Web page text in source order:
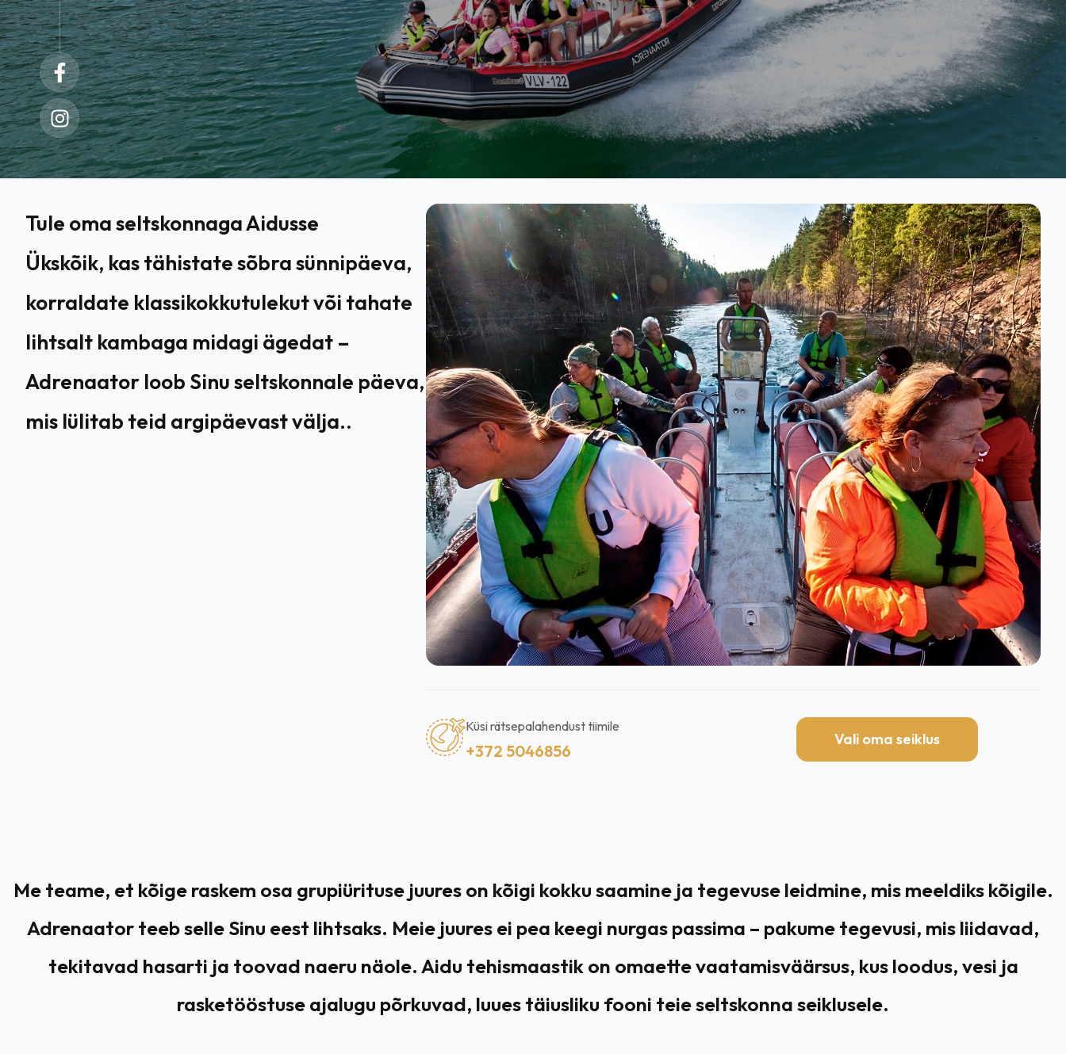
Tule oma seltskonnaga Aidusse
Ükskõik, kas tähistate sõbra sünnipäeva,
korraldate klassikokkutulekut või tahate
lihtsalt kambaga midagi ägedat –
Adrenaator loob Sinu seltskonnale päeva,
mis lülitab teid argipäevast välja..
Küsi rätsepalahendust tiimile
+372 5046856
Vali oma seiklus
Me teame, et kõige raskem osa grupiürituse juures on kõigi kokku saamine ja tegevuse leidmine, mis meeldiks kõigile.
Adrenaator teeb selle Sinu eest lihtsaks. Meie juures ei pea keegi nurgas passima – pakume tegevusi, mis liidavad,
tekitavad hasarti ja toovad naeru näole. Aidu tehismaastik on omaette vaatamisväärsus, kus loodus, vesi ja
rasketööstuse ajalugu põrkuvad, luues täiusliku fooni teie seltskonna seiklusele.